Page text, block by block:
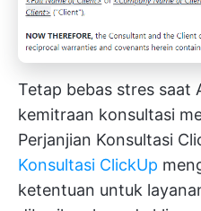
Tetap bebas stres saat
kemitraan konsultasi
Perjanjian Konsultasi
Konsultasi ClickUp
ketentuan untuk